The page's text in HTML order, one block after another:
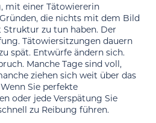
mit einer Tätowiererin
die nichts mit dem Bild
zu tun haben. Der
Tätowiersitzungen dauern
spät. Entwürfe ändern sich.
Manche Tage sind voll,
ziehen sich weit über das
Sie perfekte
oder jede Verspätung Sie
zu Reibung führen.